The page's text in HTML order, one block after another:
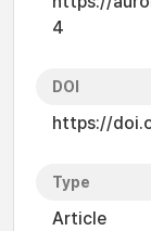
4
DOI
https://
Type
Article